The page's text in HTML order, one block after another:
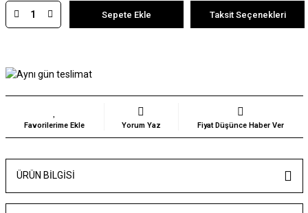
Sepete Ekle Taksit Seçenekleri
Yorum Yaz Fiyat Düşünce Haber Ver
ÜRÜN BILGISI